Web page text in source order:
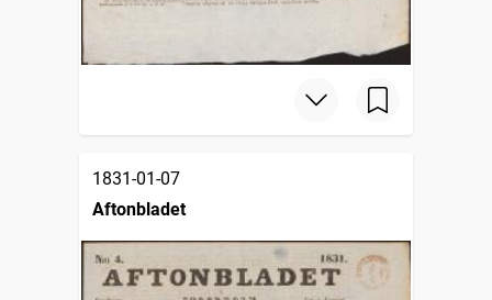
1831-01-07
Aftonbladet